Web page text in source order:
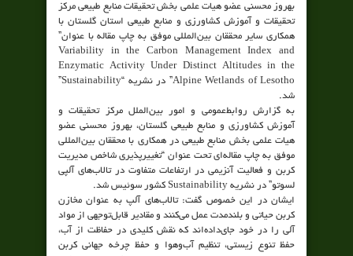
بهروز محسنی عضو هیات علمی بخش تحقیقات منابع طبیعی مرکز
تحقیقات و آموزش کشاورزی و منابع طبیعی استان گلستان با
همکاری سایر محققان بین‌المللی موفق به چاپ مقاله با عنوان”
Variability in the Carbon Management Index and
Enzymatic Activity Under Distinct Altitudes in the
Alpine Wetlands of Lesotho” در نشریه “Sustainability”
شد.
به گزارش روابط‌عمومی و امور بین‌الملل مرکز تحقیقات و
آموزش کشاورزی و منابع طبیعی گلستان، بهروز محسنی عضو
هیات علمی بخش منابع طبیعی در همکاری با محققان بین‌المللی
موفق به چاپ مقاله‌ای تحت عنوان “تغییرپذیری شاخص مدیریت
کربن و فعالیت آنزیمی در ارتفاعات متفاوت در تالاب‌های آلپی
لسوتو” در نشریه Sustainability کشور سوئیس شد.
ایشان در این خصوص گفت: تالاب‌های آلپ به عنوان مخازن
کربن حیاتی و بلندمدت عمل می‌کنند و مقادیر قابل‌توجهی از مواد
آلی را در خود جای‌داده‌اند که نقش کلیدی در حفاظت از آب،
حفظ تنوع زیستی، تنظیم آب‌وهوا و حفظ چرخه جهانی کربن